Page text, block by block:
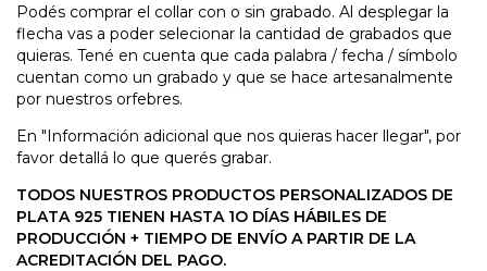
Podés comprar el collar con o sin grabado. Al desplegar la
flecha vas a poder selecionar la cantidad de grabados que
quieras. Tené en cuenta que cada palabra / fecha / símbolo
cuentan como un grabado y que se hace artesanalmente
por nuestros orfebres.
En "Información adicional que nos quieras hacer llegar", por
favor detallá lo que querés grabar.
TODOS NUESTROS PRODUCTOS PERSONALIZADOS DE
PLATA 925 TIENEN HASTA 1O DÍAS HÁBILES DE
PRODUCCIÓN + TIEMPO DE ENVÍO A PARTIR DE LA
ACREDITACIÓN DEL PAGO.